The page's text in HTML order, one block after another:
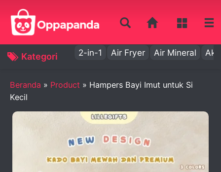
Kategori 2-in-1 Air Fryer Air Mineral Aki
Beranda » Product » Hampers Bayi Imut untuk Si
Kecil